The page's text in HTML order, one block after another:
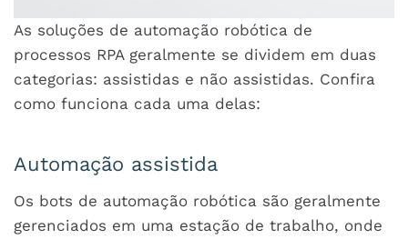
As soluções de automação robótica de
processos RPA geralmente se dividem em duas
categorias: assistidas e não assistidas. Confira
como funciona cada uma delas:
Automação assistida
Os bots de automação robótica são geralmente
gerenciados em uma estação de trabalho, onde